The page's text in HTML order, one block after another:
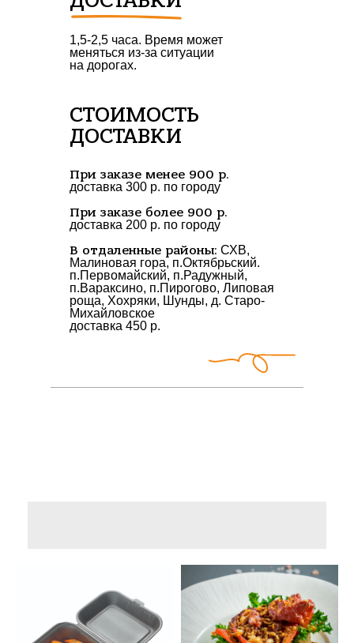
1,5-2,5 часа. Время может
меняться из-за ситуации
на дорогах.
СТОИМОСТЬ
ДОСТАВКИ
При заказе менее 900 р.
доставка 300 р. по городу
При заказе более 900 р.
доставка 200 р. по городу
В отдаленные районы: СХВ,
Малиновая гора, п.Октябрьский.
п.Первомайский, п.Радужный,
п.Вараксино, п.Пирогово, Липовая
роща, Хохряки, Шунды, д. Старо-
Михайловское
доставка 450 р.